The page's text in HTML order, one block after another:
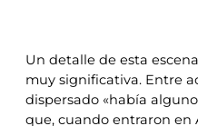
Un detalle de esta
muy significativa. Entre
dispersado «había
que, cuando entraron en